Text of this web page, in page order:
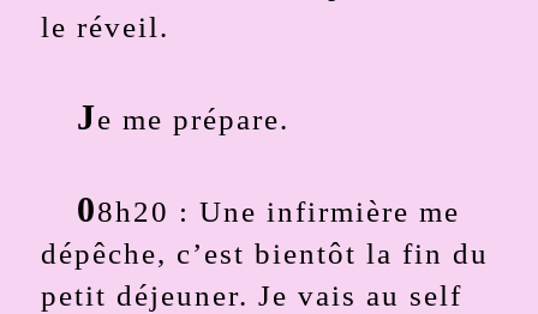
le réveil.
Je me prépare.
08h20 : Une infirmière me
dépêche, c’est bientôt la fin du
petit déjeuner. Je vais au self